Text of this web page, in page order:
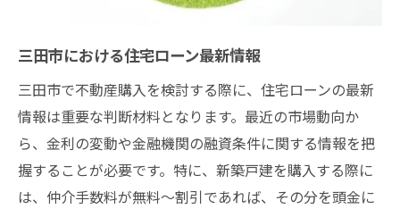
三田市における住宅ローン最新情報
三田市で不動産購入を検討する際に、住宅ローンの最新
情報は重要な判断材料となります。最近の市場動向か
ら、金利の変動や金融機関の融資条件に関する情報を把
握することが必要です。特に、新築戸建を購入する際に
は、仲介手数料が無料～割引であれば、その分を頭金に